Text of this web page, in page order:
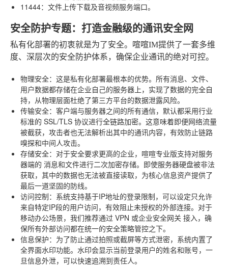
11444：文件上传下载及音视频服务端口。
安全防护专题：打造金融级的通讯安全网
私有化部署的初衷就是为了安全。喧喧IM提供了一套多维
度、深层次的安全防护体系，确保企业通讯的绝对可控。
物理安全：这是私有化部署最根本的优势。所有消息、文件、
用户数据都存储在企业自己的服务器上，实现了数据的完全自
持，从物理层面杜绝了第三方平台的数据泄露风险。
传输安全：客户端与服务器之间的所有通信，默认都采用行业
标准的 SSL/TLS 协议进行全链路加密。这意味着即便网络流量
被截获，攻击者也无法解析出其中的通讯内容，有效防止链路
嗅探和中间人攻击。
存储安全：对于安全要求更高的企业，喧喧专业版支持对服务
器端的 消息和文件进行二次加密存储。即使服务器硬盘被非法
获取，其中的数据也无法被直接读取，为核心信息资产提供了
最后一道坚固的防线。
访问控制：系统支持基于IP地址的登录限制，可以设定只允许
来自特定IP段的用户访问，有效阻止未授权的外部连接。对于
移动办公场景，我们推荐通过 VPN 或企业安全网关 接入，确
保所有外部访问都在统一的安全策略管控之下。
信息保护：为了防止通过拍照或截屏等方式泄密，系统内置了
全界面水印功能。水印会显示当前登录用户的姓名和账号，一
旦信息外泄，可以快速追溯到责任人。